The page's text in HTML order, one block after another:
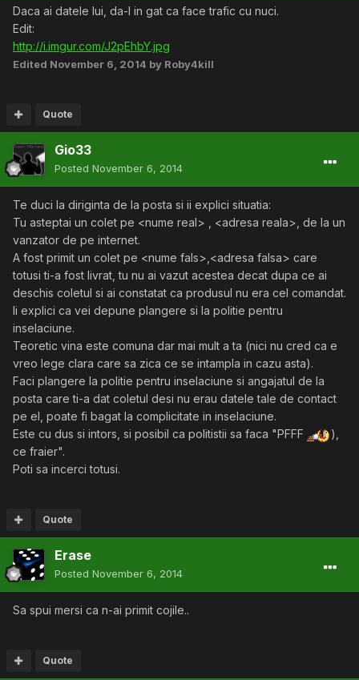
Daca ai datele lui, da-l in gat ca face trafic cu nuci.
Edit:
http://i.imgur.com/J2pEhbY.jpg
Edited November 6, 2014 by Roby4kill
Quote
Gio33
Posted November 6, 2014
Te duci la diriginta de la posta si ii explici situatia:
Tu asteptai un colet pe <nume real> , <adresa reala>, de la un
vanzator de pe internet.
A fost primit un colet pe <nume fals>,<adresa falsa> care
totusi ti-a fost livrat, tu nu ai vazut acestea decat dupa ce ai
deschis coletul si ai constatat ca produsul nu era cel comandat.
Ii explici ca vei depune plangere si la politie pentru
inselaciune.
Teoretic vina este comuna dar mai mult a ta (nici nu cred ca e
vreo lege clara care sa zica ce se intampla in cazu asta).
Faci plangere la politie pentru inselaciune si angajatul de la
posta care ti-a dat coletul desi nu erau datele tale de contact
pe el, poate fi bagat la complicitate in inselaciune.
Este cu dus si intors, si posibil ca politistii sa faca "PFFF
),
ce fraier".
Poti sa incerci totusi.
Quote
Erase
Posted November 6, 2014
Sa spui mersi ca n-ai primit cojile..
Quote